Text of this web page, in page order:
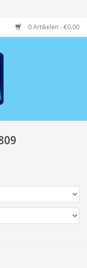
0 Artikelen - €0,00